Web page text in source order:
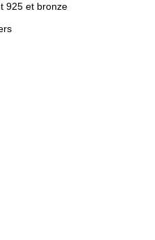
925 et bronze